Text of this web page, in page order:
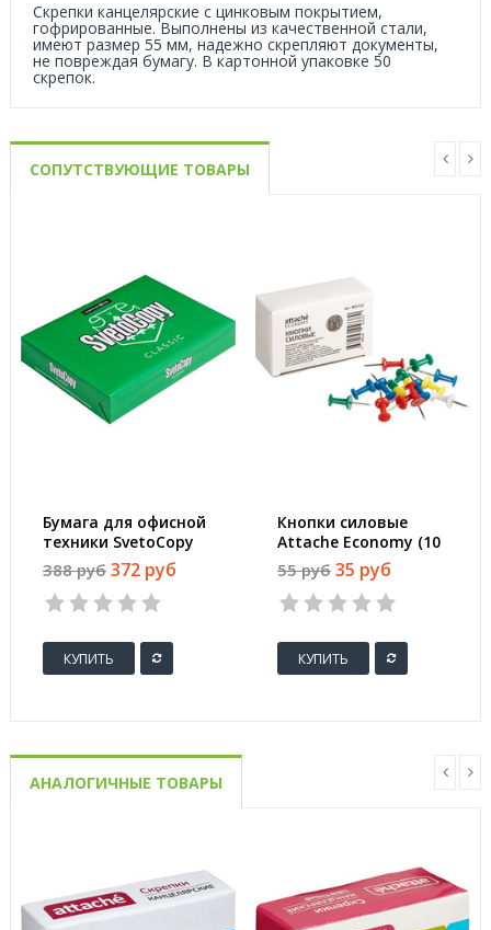
Скрепки канцелярские с цинковым покрытием,
гофрированные. Выполнены из качественной стали,
имеют размер 55 мм, надежно скрепляют документы,
не повреждая бумагу. В картонной упаковке 50
скрепок.
СОПУТСТВУЮЩИЕ ТОВАРЫ
Бумага для офисной
техники SvetoCopy
(A4, марка C, 80 г/
кв.м, 500 листов)
388 руб 372 руб
КУПИТЬ
Кнопки силовые
Attache Economy (10
мм, 50 штук в
упаковке)
55 руб 35 руб
КУПИТЬ
АНАЛОГИЧНЫЕ ТОВАРЫ